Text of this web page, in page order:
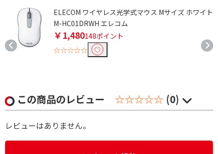
ELECOM ワイヤレス光学式マウス Mサイズ ホワイト
M-HC01DRWH エレコム
￥1,480148ポイント
☆☆☆☆☆
この商品のレビュー ☆☆☆☆☆ (0)
レビューはありません。